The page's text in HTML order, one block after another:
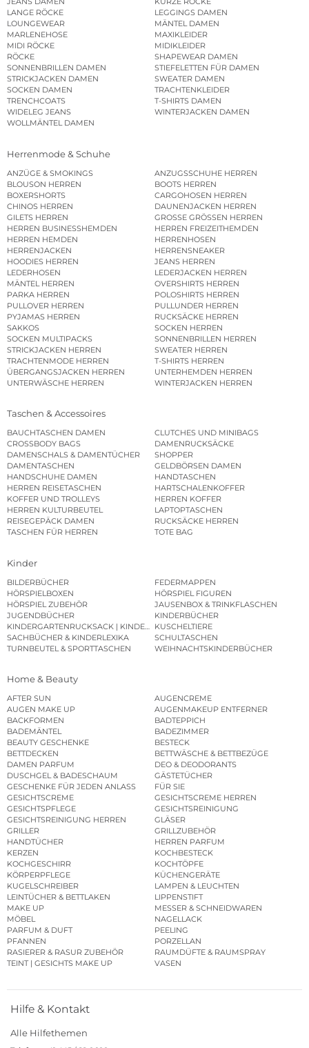
LANGE RÖCKE
LEGGINGS DAMEN
LOUNGEWEAR
MÄNTEL DAMEN
MARLENEHOSE
MAXIKLEIDER
MIDI RÖCKE
MIDIKLEIDER
RÖCKE
SHAPEWEAR DAMEN
SONNENBRILLEN DAMEN
STIEFELETTEN FÜR DAMEN
STRICKJACKEN DAMEN
SWEATER DAMEN
SOCKEN DAMEN
TRACHTENKLEIDER
TRENCHCOATS
T-SHIRTS DAMEN
WIDELEG JEANS
WINTERJACKEN DAMEN
WOLLMÄNTEL DAMEN
Herrenmode & Schuhe
ANZÜGE & SMOKINGS
ANZUGSSCHUHE HERREN
BLOUSON HERREN
BOOTS HERREN
BOXERSHORTS
CARGOHOSEN HERREN
CHINOS HERREN
DAUNENJACKEN HERREN
GILETS HERREN
GROSSE GRÖSSEN HERREN
HERREN BUSINESSHEMDEN
HERREN FREIZEITHEMDEN
HERREN HEMDEN
HERRENHOSEN
HERRENJACKEN
HERRENSNEAKER
HOODIES HERREN
JEANS HERREN
LEDERHOSEN
LEDERJACKEN HERREN
MÄNTEL HERREN
OVERSHIRTS HERREN
PARKA HERREN
POLOSHIRTS HERREN
PULLOVER HERREN
PULLUNDER HERREN
PYJAMAS HERREN
RUCKSÄCKE HERREN
SAKKOS
SOCKEN HERREN
SOCKEN MULTIPACKS
SONNENBRILLEN HERREN
STRICKJACKEN HERREN
SWEATER HERREN
TRACHTENMODE HERREN
T-SHIRTS HERREN
ÜBERGANGSJACKEN HERREN
UNTERHEMDEN HERREN
UNTERWÄSCHE HERREN
WINTERJACKEN HERREN
Taschen & Accessoires
BAUCHTASCHEN DAMEN
CLUTCHES UND MINIBAGS
CROSSBODY BAGS
DAMENRUCKSÄCKE
DAMENSCHALS & DAMENTÜCHER
SHOPPER
DAMENTASCHEN
GELDBÖRSEN DAMEN
HANDSCHUHE DAMEN
HANDTASCHEN
HERREN REISETASCHEN
HARTSCHALENKOFFER
KOFFER UND TROLLEYS
HERREN KOFFER
HERREN KULTURBEUTEL
LAPTOPTASCHEN
REISEGEPÄCK DAMEN
RUCKSÄCKE HERREN
TASCHEN FÜR HERREN
TOTE BAG
Kinder
BILDERBÜCHER
FEDERMAPPEN
HÖRSPIELBOXEN
HÖRSPIEL FIGUREN
HÖRSPIEL ZUBEHÖR
JAUSENBOX & TRINKFLASCHEN
JUGENDBÜCHER
KINDERBÜCHER
KINDERGARTENRUCKSACK | KINDERGARTENBEUTEL
KUSCHELTIERE
SACHBÜCHER & KINDERLEXIKA
SCHULTASCHEN
TURNBEUTEL & SPORTTASCHEN
WEIHNACHTSKINDERBÜCHER
Home & Beauty
AFTER SUN
AUGENCREME
AUGEN MAKE UP
AUGENMAKEUP ENTFERNER
BACKFORMEN
BADTEPPICH
BADEMÄNTEL
BADEZIMMER
BEAUTY GESCHENKE
BESTECK
BETTDECKEN
BETTWÄSCHE & BETTBEZÜGE
DAMEN PARFUM
DEO & DEODORANTS
DUSCHGEL & BADESCHAUM
GÄSTETÜCHER
GESCHENKE FÜR JEDEN ANLASS
FÜR SIE
GESICHTSCREME
GESICHTSCREME HERREN
GESICHTSPFLEGE
GESICHTSREINIGUNG
GESICHTSREINIGUNG HERREN
GLÄSER
GRILLER
GRILLZUBEHÖR
HANDTÜCHER
HERREN PARFUM
KERZEN
KOCHBESTECK
KOCHGESCHIRR
KOCHTÖPFE
KÖRPERPFLEGE
KÜCHENGERÄTE
KUGELSCHREIBER
LAMPEN & LEUCHTEN
LEINTÜCHER & BETTLAKEN
LIPPENSTIFT
MAKE UP
MESSER & SCHNEIDWAREN
MÖBEL
NAGELLACK
PARFUM & DUFT
PEELING
PFANNEN
PORZELLAN
RASIERER & RASUR ZUBEHÖR
RAUMDÜFTE & RAUMSPRAY
TEINT | GESICHTS MAKE UP
VASEN
Hilfe & Kontakt
Alle Hilfethemen